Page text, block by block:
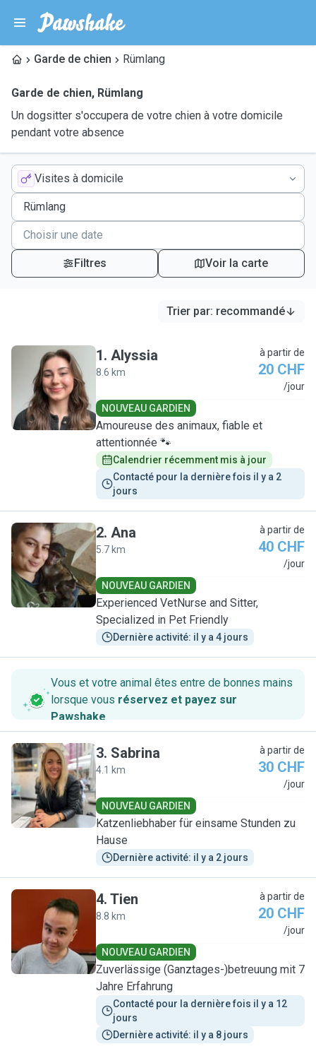
Garde de chien Rümlang
Garde de chien, Rümlang
Un dogsitter s'occupera de votre chien à votre domicile
pendant votre absence
Visites à domicile
Filtres Voir la carte
Trier par: recommandé
A
1. Alyssia
8.6 km
à partir de
20 CHF
/jour
NOUVEAU GARDIEN
Amoureuse des animaux, fiable et
attentionnée 🐾
Calendrier récemment mis à jour
Contacté pour la dernière fois il y a 2
jours
A
2. Ana
5.7 km
à partir de
40 CHF
/jour
NOUVEAU GARDIEN
Experienced VetNurse and Sitter,
Specialized in Pet Friendly
Dernière activité: il y a 4 jours
Vous et votre animal êtes entre de bonnes mains
lorsque vous réservez et payez sur
Pawshake.
S
3. Sabrina
4.1 km
à partir de
30 CHF
/jour
NOUVEAU GARDIEN
Katzenliebhaber für einsame Stunden zu
Hause
Dernière activité: il y a 2 jours
T
4. Tien
8.8 km
à partir de
20 CHF
/jour
NOUVEAU GARDIEN
Zuverlässige (Ganztages-)betreuung mit 7
Jahre Erfahrung
Contacté pour la dernière fois il y a 12
jours
Dernière activité: il y a 8 jours